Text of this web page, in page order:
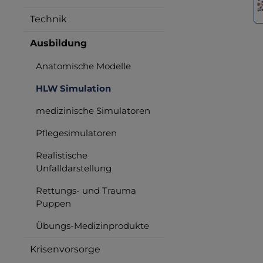
Technik
Ausbildung
Anatomische Modelle
HLW Simulation
medizinische Simulatoren
Pflegesimulatoren
Realistische
Unfalldarstellung
Rettungs- und Trauma
Puppen
Übungs-Medizinprodukte
Krisenvorsorge